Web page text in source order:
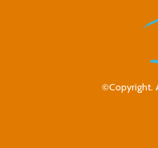
©Copyright.